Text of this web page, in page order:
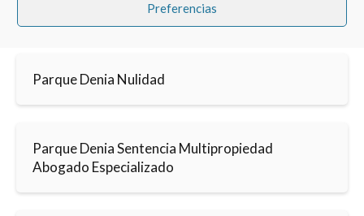
Preferencias
Parque Denia Nulidad
Parque Denia Sentencia Multipropiedad
Abogado Especializado